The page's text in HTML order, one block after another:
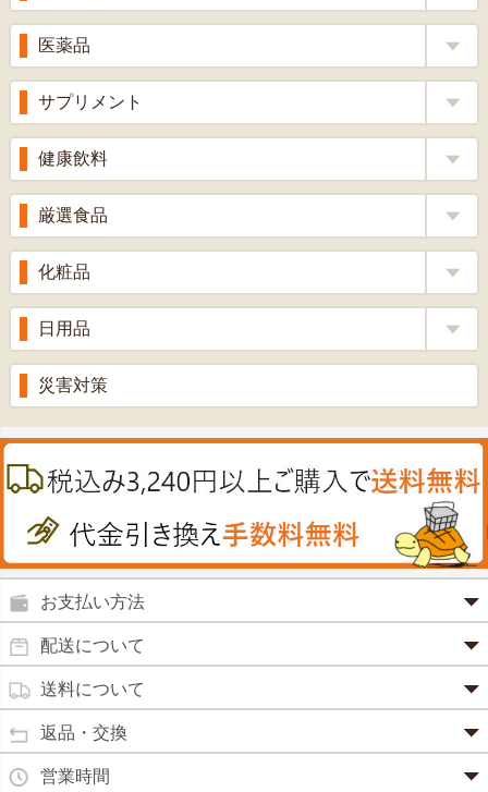
補酵素のちから
くろ酢
りんご酢
ざくろ酢
梅酢
医薬品
風邪薬
胃腸薬
整腸薬
解熱鎮痛剤
せきどめ
滋養強壮
消炎鎮痛剤
肌・皮膚のお薬
絆創膏
殺菌消毒液
鼻炎薬
強心剤
目薬
サプリメント
ウコン
乳酸菌
ローヤルゼリー
牡蠣エキス
プロポリス
プラセンタ
肝油
鉄
ノコギリヤシ
グルコサミン
田七人参
イチョウ葉
カルシウム
クロレラ
コラーゲン
健康飲料
健康茶
漢方茶
青汁・豆乳
甘酒
健康ドリンク
厳選食品
もち麦・十六穀米
生姜
丼の素
のど飴
うどん・そば
喜多方ラーメン
カレー・シチュー
化粧品
美容品
スキンクリーム＆美容パック
ウオッシュ＆ソープ
日用品
入浴剤
災害対策
お支払い方法
クレジットカード(1 回払いのみ)
SSL 認証で暗号化処理していますので、 安心して
ご利用いただけます。
配送について
商品は日本郵便にて発送致します。
通常2～4営業日以内に発送致します。 メーカー取り寄せ商
品、土日祝日、年末年始、弊社の休業日をはさむ場合は、4
～5営業日以上かかる場合もございます。
(営業日カレンダー参照)
送料について
通常商品
返品・交換
・お届け商品の交換・返品をご希望の場合は、
営業時間